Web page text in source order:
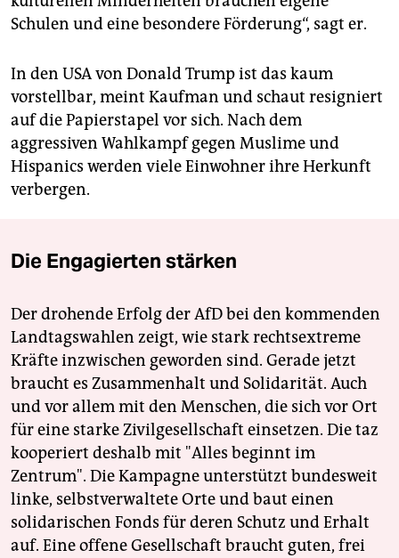
Schulen und eine besondere Förderung“, sagt er.
In den USA von Donald Trump ist das kaum
vorstellbar, meint Kaufman und schaut resigniert
auf die Papierstapel vor sich. Nach dem
aggressiven Wahlkampf gegen Muslime und
Hispanics werden viele Einwohner ihre Herkunft
verbergen.
Die Engagierten stärken
Der drohende Erfolg der AfD bei den kommenden
Landtagswahlen zeigt, wie stark rechtsextreme
Kräfte inzwischen geworden sind. Gerade jetzt
braucht es Zusammenhalt und Solidarität. Auch
und vor allem mit den Menschen, die sich vor Ort
für eine starke Zivilgesellschaft einsetzen. Die taz
kooperiert deshalb mit "Alles beginnt im
Zentrum". Die Kampagne unterstützt bundesweit
linke, selbstverwaltete Orte und baut einen
solidarischen Fonds für deren Schutz und Erhalt
auf. Eine offene Gesellschaft braucht guten, frei